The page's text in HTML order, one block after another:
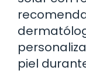
piel